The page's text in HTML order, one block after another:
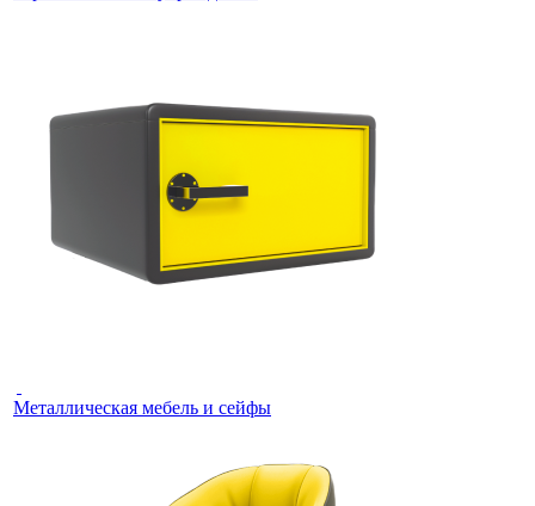
Металлическая мебель и сейфы